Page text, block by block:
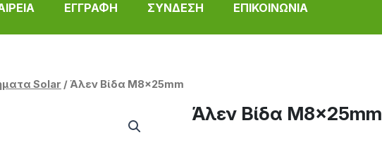
ΕΓΓΡΑΦΗ ΣΥΝΔΕΣΗ ΕΠΙΚΟΙΝΩΝΙΑ
Solar / Άλεν Βίδα M8x25mm
Άλεν Βίδα M8x25mm